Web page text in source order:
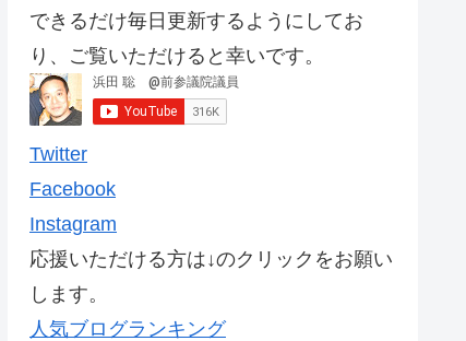
できるだけ毎日更新するようにしてお
り、ご覧いただけると幸いです。
Twitter
Facebook
Instagram
応援いただける方は↓のクリックをお願い
します。
人気ブログランキング